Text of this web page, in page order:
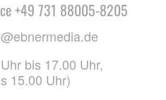
+49 731 88005-8205
bis 17.00 Uhr,
15.00 Uhr)